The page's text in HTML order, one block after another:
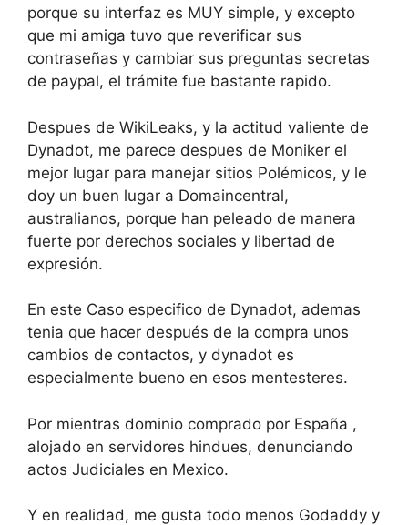
porque su interfaz es MUY simple, y excepto
que mi amiga tuvo que reverificar sus
contraseñas y cambiar sus preguntas secretas
de paypal, el trámite fue bastante rapido.
Despues de WikiLeaks, y la actitud valiente de
Dynadot, me parece despues de Moniker el
mejor lugar para manejar sitios Polémicos, y le
doy un buen lugar a Domaincentral,
australianos, porque han peleado de manera
fuerte por derechos sociales y libertad de
expresión.
En este Caso especifico de Dynadot, ademas
tenia que hacer después de la compra unos
cambios de contactos, y dynadot es
especialmente bueno en esos mentesteres.
Por mientras dominio comprado por España ,
alojado en servidores hindues, denunciando
actos Judiciales en Mexico.
Y en realidad, me gusta todo menos Godaddy y